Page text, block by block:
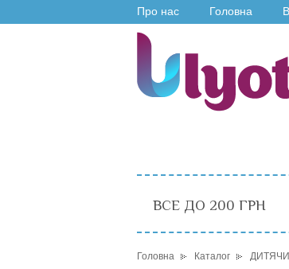
Про нас Головна
ВСЕ ДО 200 ГРН
Головна Каталог